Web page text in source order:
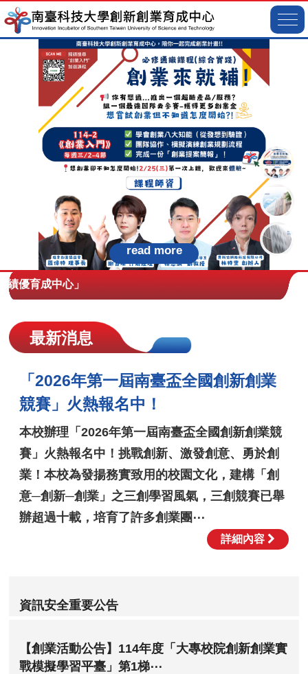
read more
育成中心」
最新消息
「2026年第一屆南臺盃全國創新創業
競賽」火熱報名中！
本校辦理「2026年第一屆南臺盃全國創新創業競
賽」火熱報名中！挑戰創新、激發創意、勇於創
業！本校為發揚務實致用的校園文化，建構「創
意─創新─創業」之三創學習風氣，三創競賽已舉
辦超過十載，培育了許多創業團⋯
詳細內容
資訊安全重要公告
【創業活動公告】114年度「大專校院創新創業實
戰模擬學習平臺」第1梯⋯